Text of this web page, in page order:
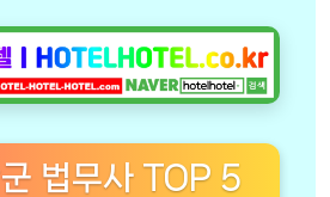
법무사 TOP 5